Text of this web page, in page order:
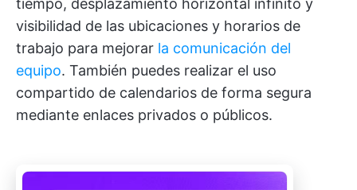
tiempo, desplazamiento horizontal infinito y
visibilidad de las ubicaciones y horarios de
trabajo para mejorar la comunicación del
equipo. También puedes realizar el uso
compartido de calendarios de forma segura
mediante enlaces privados o públicos.